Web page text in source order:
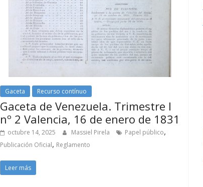
Gaceta Recurso contínuo
Gaceta de Venezuela. Trimestre I
nº 2 Valencia, 16 de enero de 1831
octubre 14, 2025 Massiel Pirela Papel público,
Publicación Oficial, Reglamento
Leer más